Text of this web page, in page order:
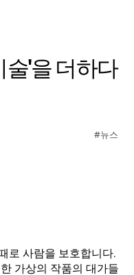
술'을 더하다
#뉴스
로 사람을 보호합니다.
가상의 작품의 대가들